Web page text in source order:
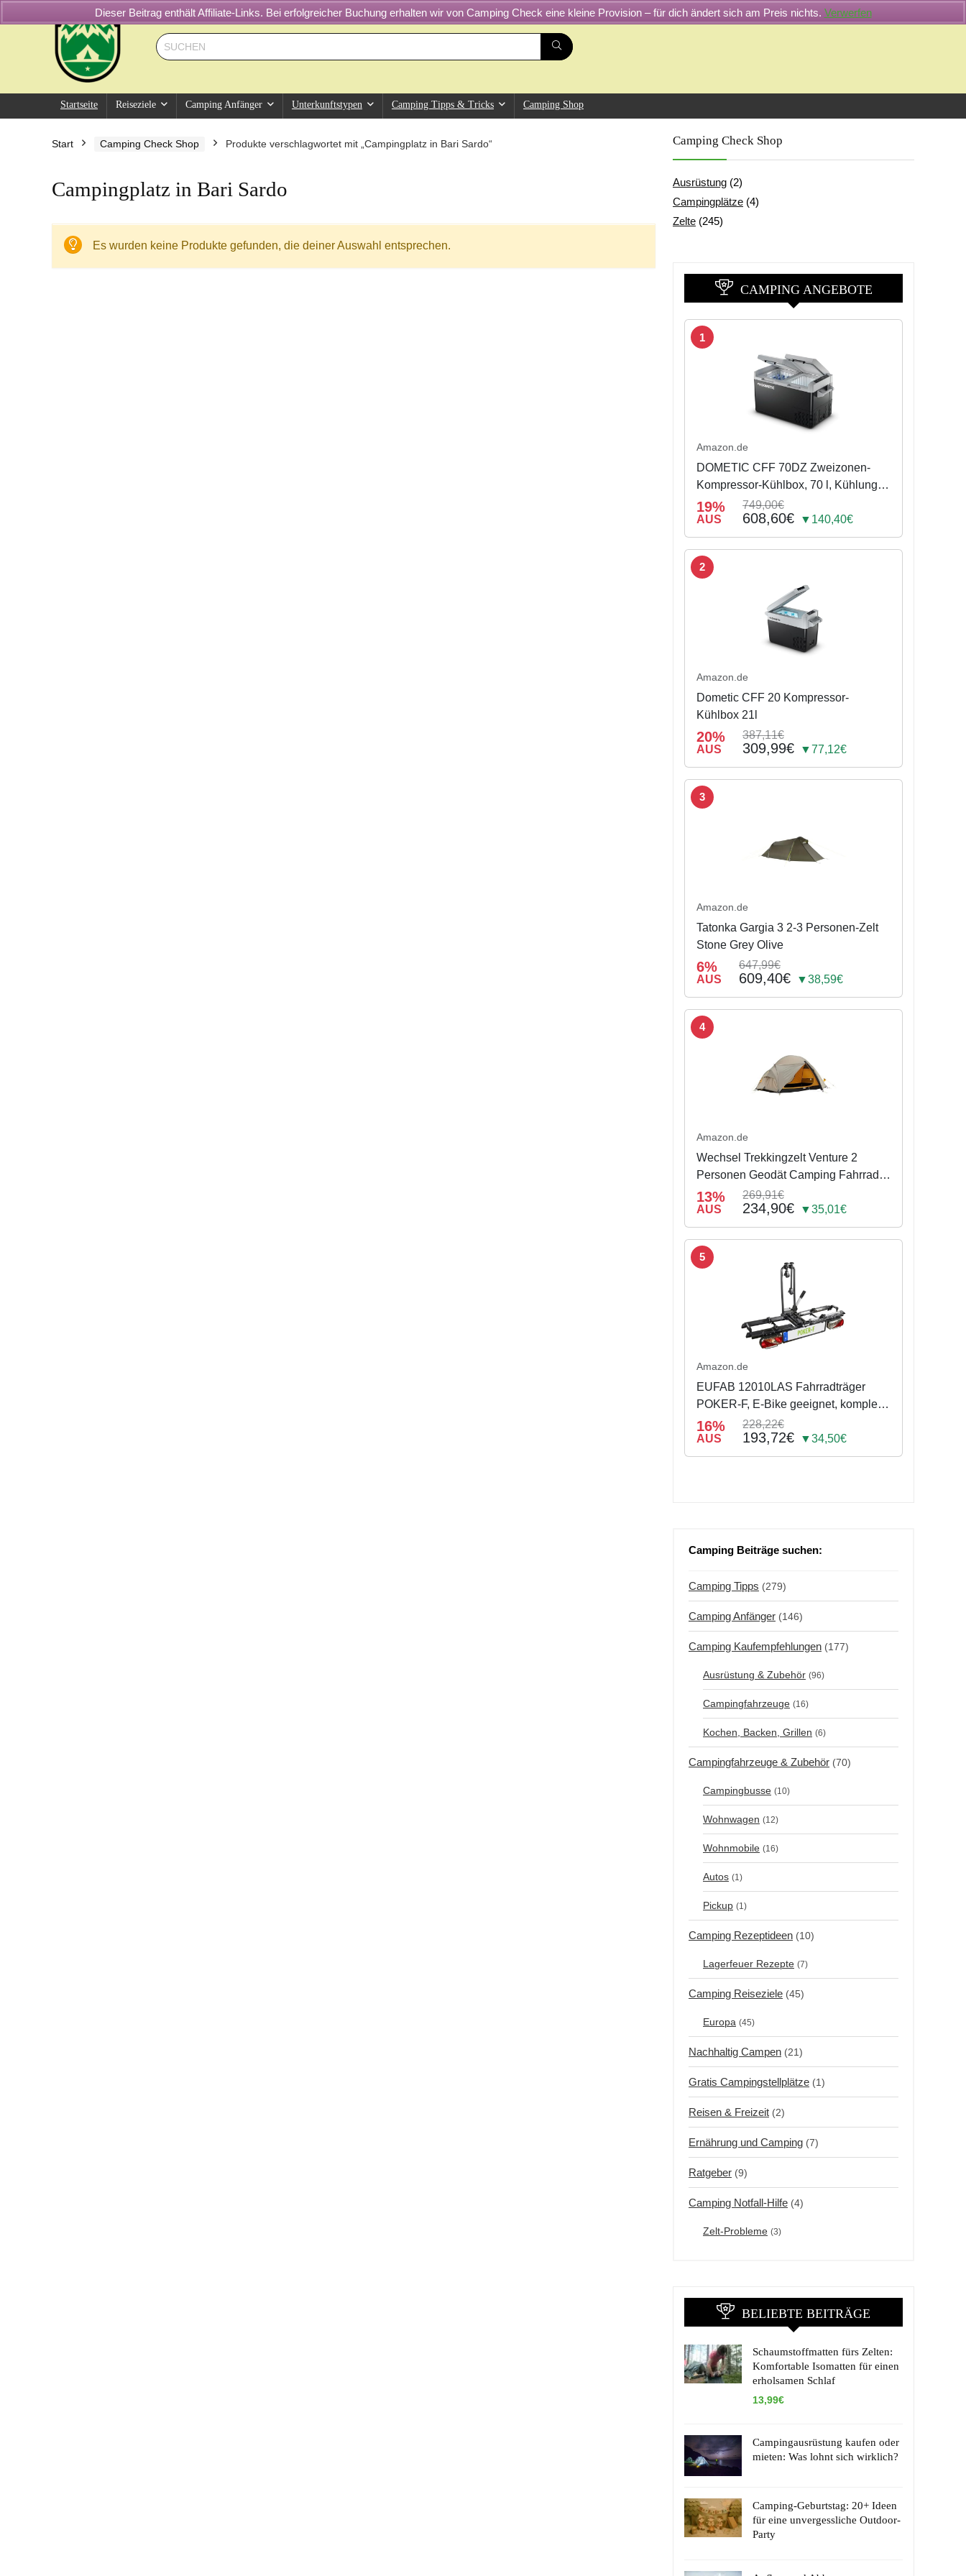
Dieser Beitrag enthält Affiliate-Links. Bei erfolgreicher Buchung erhalten wir von Camping Check eine kleine Provision – für dich ändert sich am Preis nichts. Verwerfen
Startseite Reiseziele Camping Anfänger Unterkunftstypen Camping Tipps & Tricks Camping Shop
Start Camping Check Shop Produkte verschlagwortet mit „Campingplatz in Bari Sardo“
Campingplatz in Bari Sardo
Es wurden keine Produkte gefunden, die deiner Auswahl entsprechen.
Camping Check Shop
Ausrüstung (2)
Campingplätze (4)
Zelte (245)
CAMPING ANGEBOTE
1
Amazon.de
DOMETIC CFF 70DZ Zweizonen-
Kompressor-Kühlbox, 70 l, Kühlung
bis -18 °C, mit Batterieschutz
19%
AUS
749,00€
608,60€ ▼140,40€
2
Amazon.de
Dometic CFF 20 Kompressor-
Kühlbox 21l
20%
AUS
387,11€
309,99€ ▼77,12€
3
Amazon.de
Tatonka Gargia 3 2-3 Personen-Zelt
Stone Grey Olive
6%
AUS
647,99€
609,40€ ▼38,59€
4
Amazon.de
Wechsel Trekkingzelt Venture 2
Personen Geodät Camping Fahrrad
Zelt Biwak 2,6 kg
13%
AUS
269,91€
234,90€ ▼35,01€
5
Amazon.de
EUFAB 12010LAS Fahrradträger
POKER-F, E-Bike geeignet, komplett
vormontiert, Diebstahlschutz, für 2
Fahrräder, für Anhängerkupplung,
Schwarz, 142 x 70 x 58 cm
16%
AUS
228,22€
193,72€ ▼34,50€
Camping Beiträge suchen:
Camping Tipps (279)
Camping Anfänger (146)
Camping Kaufempfehlungen (177)
Ausrüstung & Zubehör (96)
Campingfahrzeuge (16)
Kochen, Backen, Grillen (6)
Campingfahrzeuge & Zubehör (70)
Campingbusse (10)
Wohnwagen (12)
Wohnmobile (16)
Autos (1)
Pickup (1)
Camping Rezeptideen (10)
Lagerfeuer Rezepte (7)
Camping Reiseziele (45)
Europa (45)
Nachhaltig Campen (21)
Gratis Campingstellplätze (1)
Reisen & Freizeit (2)
Ernährung und Camping (7)
Ratgeber (9)
Camping Notfall-Hilfe (4)
Zelt-Probleme (3)
BELIEBTE BEITRÄGE
Schaumstoffmatten fürs Zelten:
Komfortable Isomatten für einen
erholsamen Schlaf
13,99€
Campingausrüstung kaufen oder
mieten: Was lohnt sich wirklich?
Camping-Geburtstag: 20+ Ideen
für eine unvergessliche Outdoor-
Party